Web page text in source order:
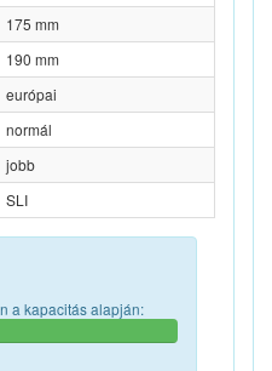
175 mm
190 mm
európai
normál
jobb
SLI
a kapacitás alapján: